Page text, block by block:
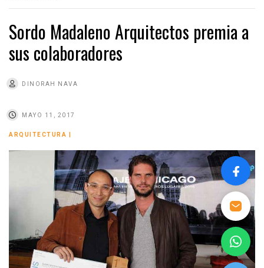
Sordo Madaleno Arquitectos premia a
sus colaboradores
DINORAH NAVA
MAYO 11, 2017
ARQUITECTURA